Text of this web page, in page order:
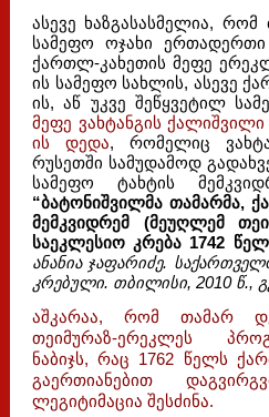
ასევე ხაზგასასმელია, რომ
სამეფო ოჯახი
ქართლ-კახეთის მეფე
ის სამეფო სახლის, ასევე
ის, აწ უკვე შეწყვეტილ
მეფე ვახტანგის
ის დედა, რომელიც
რუსეთში სამუდამოდ
სამეფო ტახტის
“ბატონიშვილმა თამარმა,
მემკვიდრემ (მეუღლემ
საეკლესიო კრება 1742
ანანია ჯაფარიძე.
კრებული. თბილისი, 2010 წ.,
აშკარაა, რომ თამარ
თეიმურაზ-ერეკლეს
ნაბიჯს, რაც 1762 წელს
გაერთიანებით
ლეგიტიმაცია შესძინა.